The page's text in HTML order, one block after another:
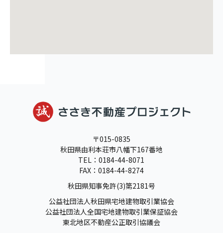
〒015-0835
秋田県由利本荘市八幡下167番地
TEL：0184-44-8071
FAX：0184-44-8274
秋田県知事免許(3)第2181号
公益社団法人秋田県宅地建物取引業協会
公益社団法人全国宅地建物取引業保証協会
東北地区不動産公正取引協議会